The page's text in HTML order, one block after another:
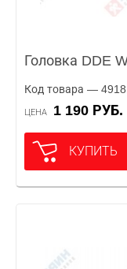
Головка DDE
Код товара —
ЦЕНА 1 190 РУБ.
КУПИТЬ